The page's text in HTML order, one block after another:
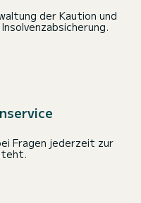
der Kaution und
Fragen jederzeit zur